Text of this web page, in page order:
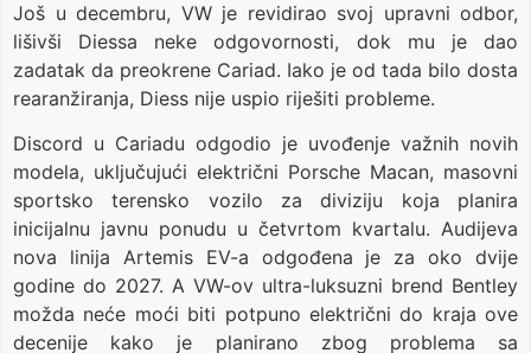
Još u decembru, VW je revidirao svoj upravni odbor,
lišivši Diessa neke odgovornosti, dok mu je dao
zadatak da preokrene Cariad. Iako je od tada bilo dosta
rearanžiranja, Diess nije uspio riješiti probleme.
Discord u Cariadu odgodio je uvođenje važnih novih
modela, uključujući električni Porsche Macan, masovni
sportsko terensko vozilo za diviziju koja planira
inicijalnu javnu ponudu u četvrtom kvartalu. Audijeva
nova linija Artemis EV-a odgođena je za oko dvije
godine do 2027. A VW-ov ultra-luksuzni brend Bentley
možda neće moći biti potpuno električni do kraja ove
decenije kako je planirano zbog problema sa